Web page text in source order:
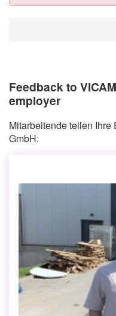
Feedback to
employer
Mitarbeitende teilen
GmbH: